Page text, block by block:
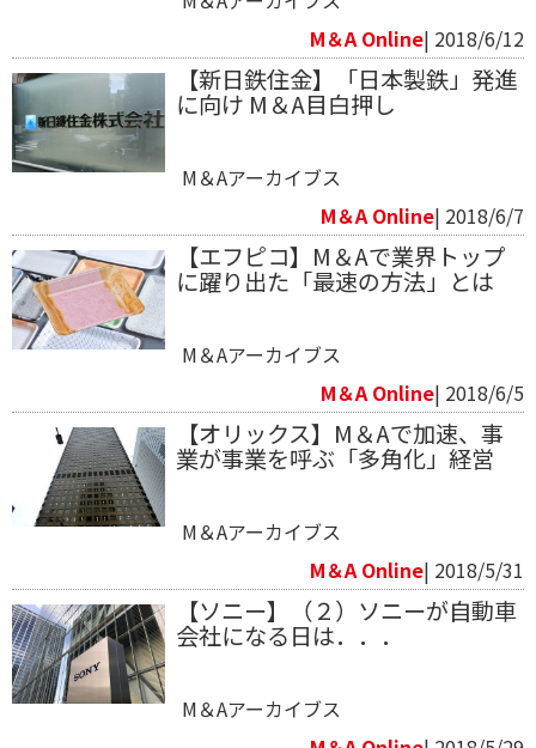
M＆A Online| 2018/6/12
【新日鉄住金】「日本製鉄」発進
に向け M＆A目白押し
M＆Aアーカイブス
M＆A Online| 2018/6/7
【エフピコ】M＆Aで業界トップ
に躍り出た「最速の方法」とは
M＆Aアーカイブス
M＆A Online| 2018/6/5
【オリックス】M＆Aで加速、事
業が事業を呼ぶ「多角化」経営
M＆Aアーカイブス
M＆A Online| 2018/5/31
【ソニー】（２）ソニーが自動車
会社になる日は．．．
M＆Aアーカイブス